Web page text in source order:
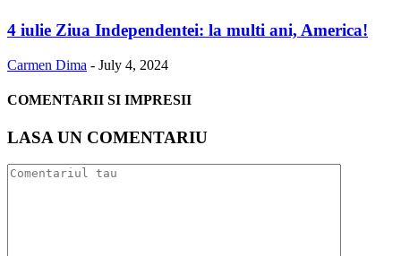
4 iulie Ziua Independentei: la multi ani, America!
Carmen Dima - July 4, 2024
COMENTARII SI IMPRESII
LASA UN COMENTARIU